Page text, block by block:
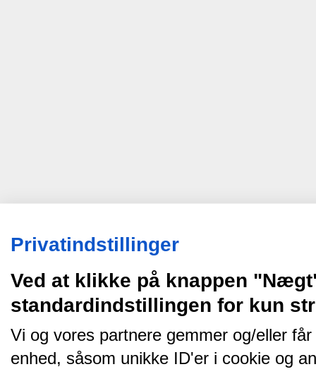
Privatindstillinger
Ved at klikke på knappen
standardindstillingen for kun
Vi og vores partnere gemmer og/eller
enhed, såsom unikke ID'er i cookie og